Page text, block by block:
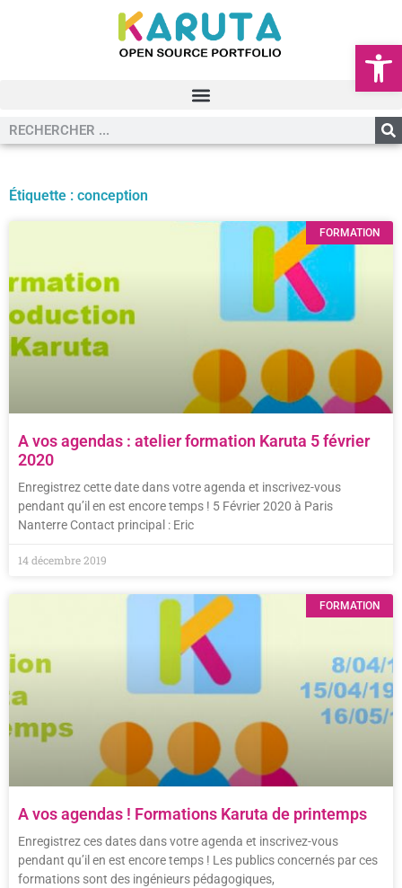
Ouvrir
Étiquette : conception
FORMATION
A vos agendas : atelier formation Karuta 5 février
2020
Enregistrez cette date dans votre agenda et inscrivez-vous
pendant qu’il en est encore temps ! 5 Février 2020 à Paris
Nanterre Contact principal : Eric
14 décembre 2019
FORMATION
A vos agendas ! Formations Karuta de printemps
Enregistrez ces dates dans votre agenda et inscrivez-vous
pendant qu’il en est encore temps ! Les publics concernés par ces
formations sont des ingénieurs pédagogiques,